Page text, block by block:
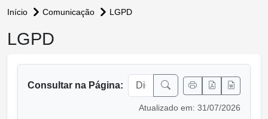
Início Comunicação LGPD
conteúdo principal
LGPD
Consultar na Página:
Atualizado em: 31/07/2026